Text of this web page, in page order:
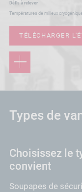
Défis à relever
Températures de milieux
TÉLÉCHARGER
Types de
Choisissez le
convient
Soupapes de